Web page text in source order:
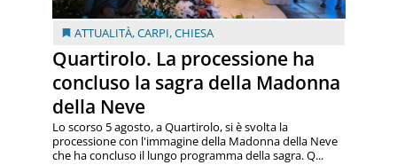
ATTUALITÀ,CARPI,CHIESA
Quartirolo. La processione ha
concluso la sagra della Madonna
della Neve
Lo scorso 5 agosto, a Quartirolo, si è svolta la
processione con l'immagine della Madonna della Neve
che ha concluso il lungo programma della sagra. Q...